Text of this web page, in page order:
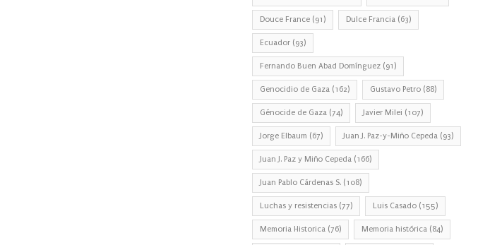
Douce France (91) Dulce Francia (63)
Ecuador (93)
Fernando Buen Abad Domínguez (91)
Genocidio de Gaza (162) Gustavo Petro (88)
Génocide de Gaza (74) Javier Milei (107)
Jorge Elbaum (67) Juan J. Paz-y-Miño Cepeda (93)
Juan J. Paz y Miño Cepeda (166)
Juan Pablo Cárdenas S. (108)
Luchas y resistencias (77) Luis Casado (155)
Memoria Historica (76) Memoria histórica (84)